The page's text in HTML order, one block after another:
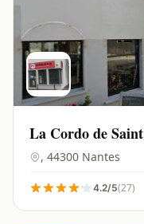
La Cordo de
, 44300 Nantes
4.2/5(27)